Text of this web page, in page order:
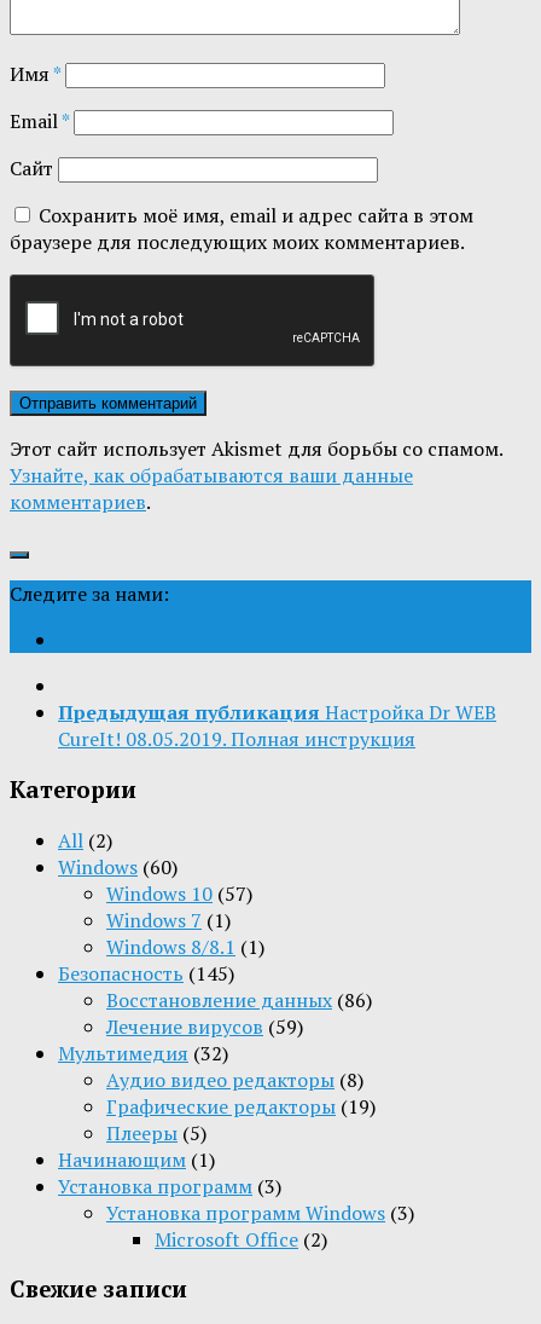
Имя*
Email*
Сайт
Сохранить моё имя, email и адрес сайта в этом
браузере для последующих моих комментариев.
Этот сайт использует Akismet для борьбы со спамом.
Узнайте, как обрабатываются ваши данные
комментариев.
Следите за нами:
Предыдущая публикация Настройка Dr WEB
CureIt! 08.05.2019. Полная инструкция
Категории
All (2)
Windows (60)
Windows 10 (57)
Windows 7 (1)
Windows 8/8.1 (1)
Безопасность (145)
Восстановление данных (86)
Лечение вирусов (59)
Мультимедия (32)
Aудио видео редакторы (8)
Графические редакторы (19)
Плееры (5)
Начинающим (1)
Установка программ (3)
Установка программ Windows (3)
Microsoft Office (2)
Свежие записи